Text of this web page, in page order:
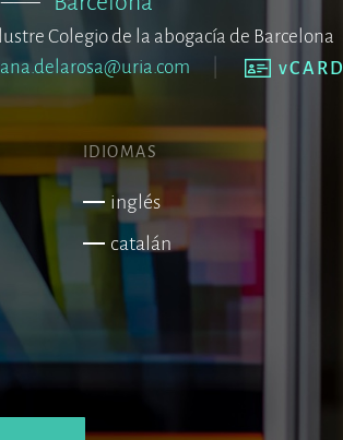
Colegio de la abogacía de Barcelona
vCARD
IDIOMAS
inglés
catalán